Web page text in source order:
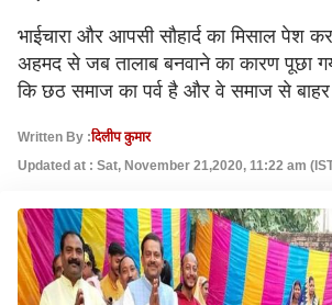
भाईचारा और आपसी सौहार्द का मिसाल पेश
अहमद से जब तालाब बनवाने का कारण पूछा
कि छठ समाज का पर्व है और वे समाज से
Written By :दिलीप कुमार
Updated at : Sat, November 21,2020, 11:22 am